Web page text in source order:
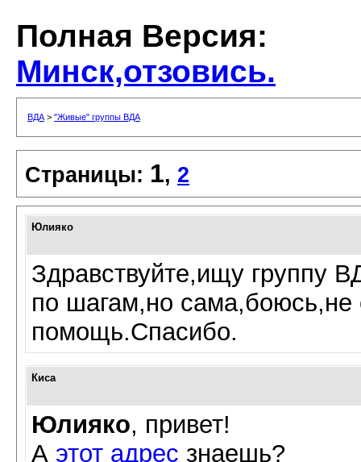
Полная Версия:
Минск,отзовись.
ВДА > "Живые" группы ВДА
Страницы: 1, 2
Юлияко
Здравствуйте,ищу группу
по шагам,но
помощь.Спасибо.
Киса
Юлияко, привет!
А этот адрес знаешь?